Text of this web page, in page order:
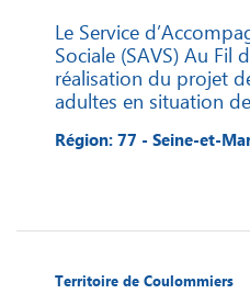
Le Service
Sociale (SAVS) Au Fil
réalisation du projet
adultes en situation
Région: 77 - Seine-et-
Territoire de Coulommiers